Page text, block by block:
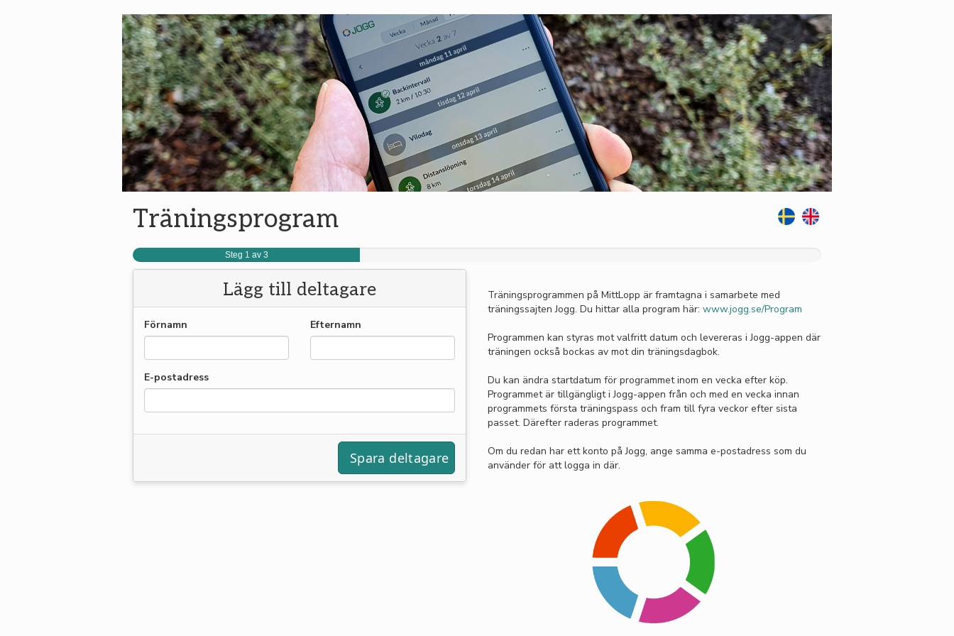
Träningsprogram
Steg 1 av 3
Lägg till deltagare
Förnamn Efternamn
E-postadress
Träningsprogrammen på MittLopp är framtagna i samarbete med
träningssajten Jogg. Du hittar alla program här: www.jogg.se/Program
Programmen kan styras mot valfritt datum och levereras i Jogg-appen där
träningen också bockas av mot din träningsdagbok.
Du kan ändra startdatum för programmet inom en vecka efter köp.
Programmet är tillgängligt i Jogg-appen från och med en vecka innan
programmets första träningspass och fram till fyra veckor efter sista
passet. Därefter raderas programmet.
Om du redan har ett konto på Jogg, ange samma e-postadress som du
använder för att logga in där.